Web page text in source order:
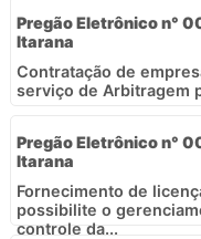
Pregão Eletrônico n°
Itarana
Contratação de
serviço de Arbitragem
Pregão Eletrônico n°
Itarana
Fornecimento de
possibilite o
controle da...